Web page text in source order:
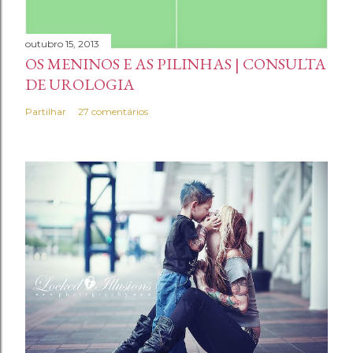
i
o
outubro 15, 2013
OS MENINOS E AS PILINHAS | CONSULTA
DE UROLOGIA
Partilhar 27 comentários